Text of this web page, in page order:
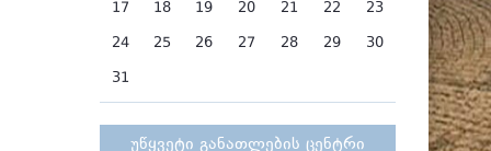
17 18 19 20 21 22 23
24 25 26 27 28 29 30
31
უწყვეტი განათლების ცენტრი